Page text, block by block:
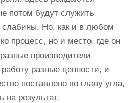
потом будут служить
слабины. Но, как и в любом
процесс, но и место, где он
производители
разные ценности, и
поставлено во главу угла,
на результат,